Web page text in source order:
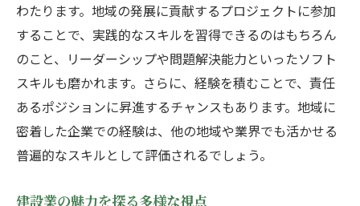
わたります。地域の発展に貢献するプロジェクトに参加
することで、実践的なスキルを習得できるのはもちろん
のこと、リーダーシップや問題解決能力といったソフト
スキルも磨かれます。さらに、経験を積むことで、責任
あるポジションに昇進するチャンスもあります。地域に
密着した企業での経験は、他の地域や業界でも活かせる
普遍的なスキルとして評価されるでしょう。
建設業の魅力を探る多様な視点